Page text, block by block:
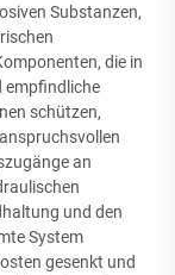
Substanzen,
die in
empfindliche
schützen,
an
und den
System
gesenkt und